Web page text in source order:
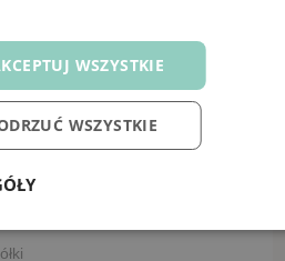
WSZYSTKIE
WSZYSTKIE